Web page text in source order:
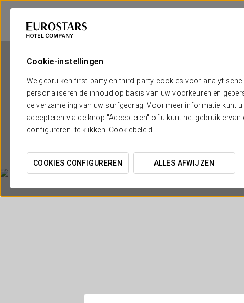
Cookie-instellingen
We gebruiken first-party en third-party cookies voor analytische
personaliseren de inhoud op basis van uw voorkeuren en
de verzameling van uw surfgedrag. Voor meer informatie kunt
accepteren via de knop "Accepteren" of u kunt het gebruik
configureren" te klikken. Cookiebeleid
COOKIES CONFIGUREREN ALLES AFWIJZEN